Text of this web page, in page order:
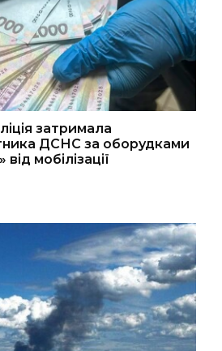
затримала
ДСНС за оборудками
мобілізації